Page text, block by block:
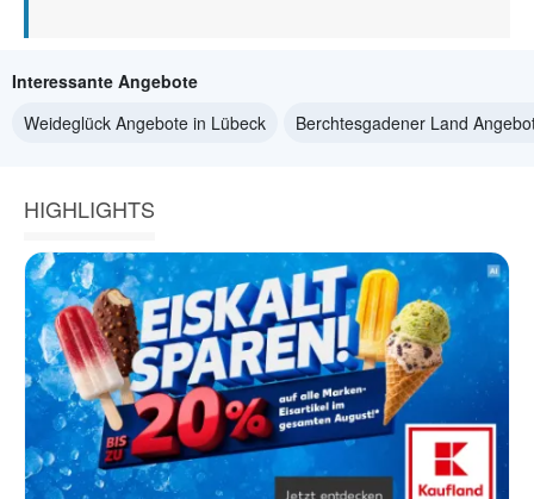
Interessante Angebote
Weideglück Angebote in Lübeck
Berchtesgadener Land
HIGHLIGHTS